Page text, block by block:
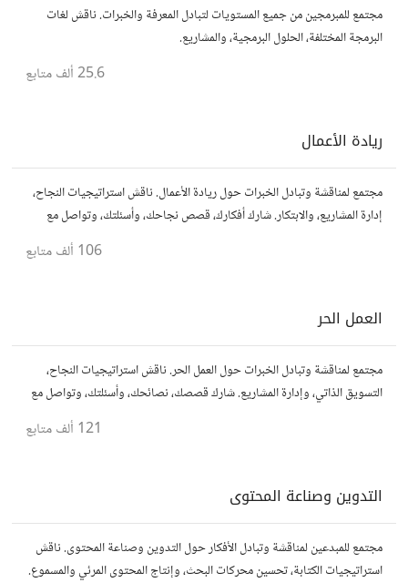
مجتمع للمبرمجين من جميع المستويات لتبادل المعرفة والخبرات. ناقش لغات
البرمجة المختلفة، الحلول البرمجية، والمشاريع.
25.6 ألف متابع
ريادة الأعمال
مجتمع لمناقشة وتبادل الخبرات حول ريادة الأعمال. ناقش استراتيجيات النجاح،
إدارة المشاريع، والابتكار. شارك أفكارك، قصص نجاحك، وأسئلتك، وتواصل مع
106 ألف متابع
العمل الحر
مجتمع لمناقشة وتبادل الخبرات حول العمل الحر. ناقش استراتيجيات النجاح،
التسويق الذاتي، وإدارة المشاريع. شارك قصصك، نصائحك، وأسئلتك، وتواصل مع
121 ألف متابع
التدوين وصناعة المحتوى
مجتمع للمبدعين لمناقشة وتبادل الأفكار حول التدوين وصناعة المحتوى. ناقش
استراتيجيات الكتابة، تحسين محركات البحث، وإنتاج المحتوى المرئي والمسموع.